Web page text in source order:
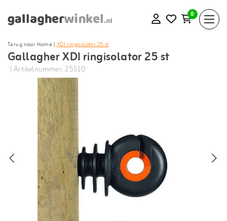
0
Terug naar Home |XDI ringisolator 25 st
Gallagher XDI ringisolator 25 st
| Artikelnummer: 25510